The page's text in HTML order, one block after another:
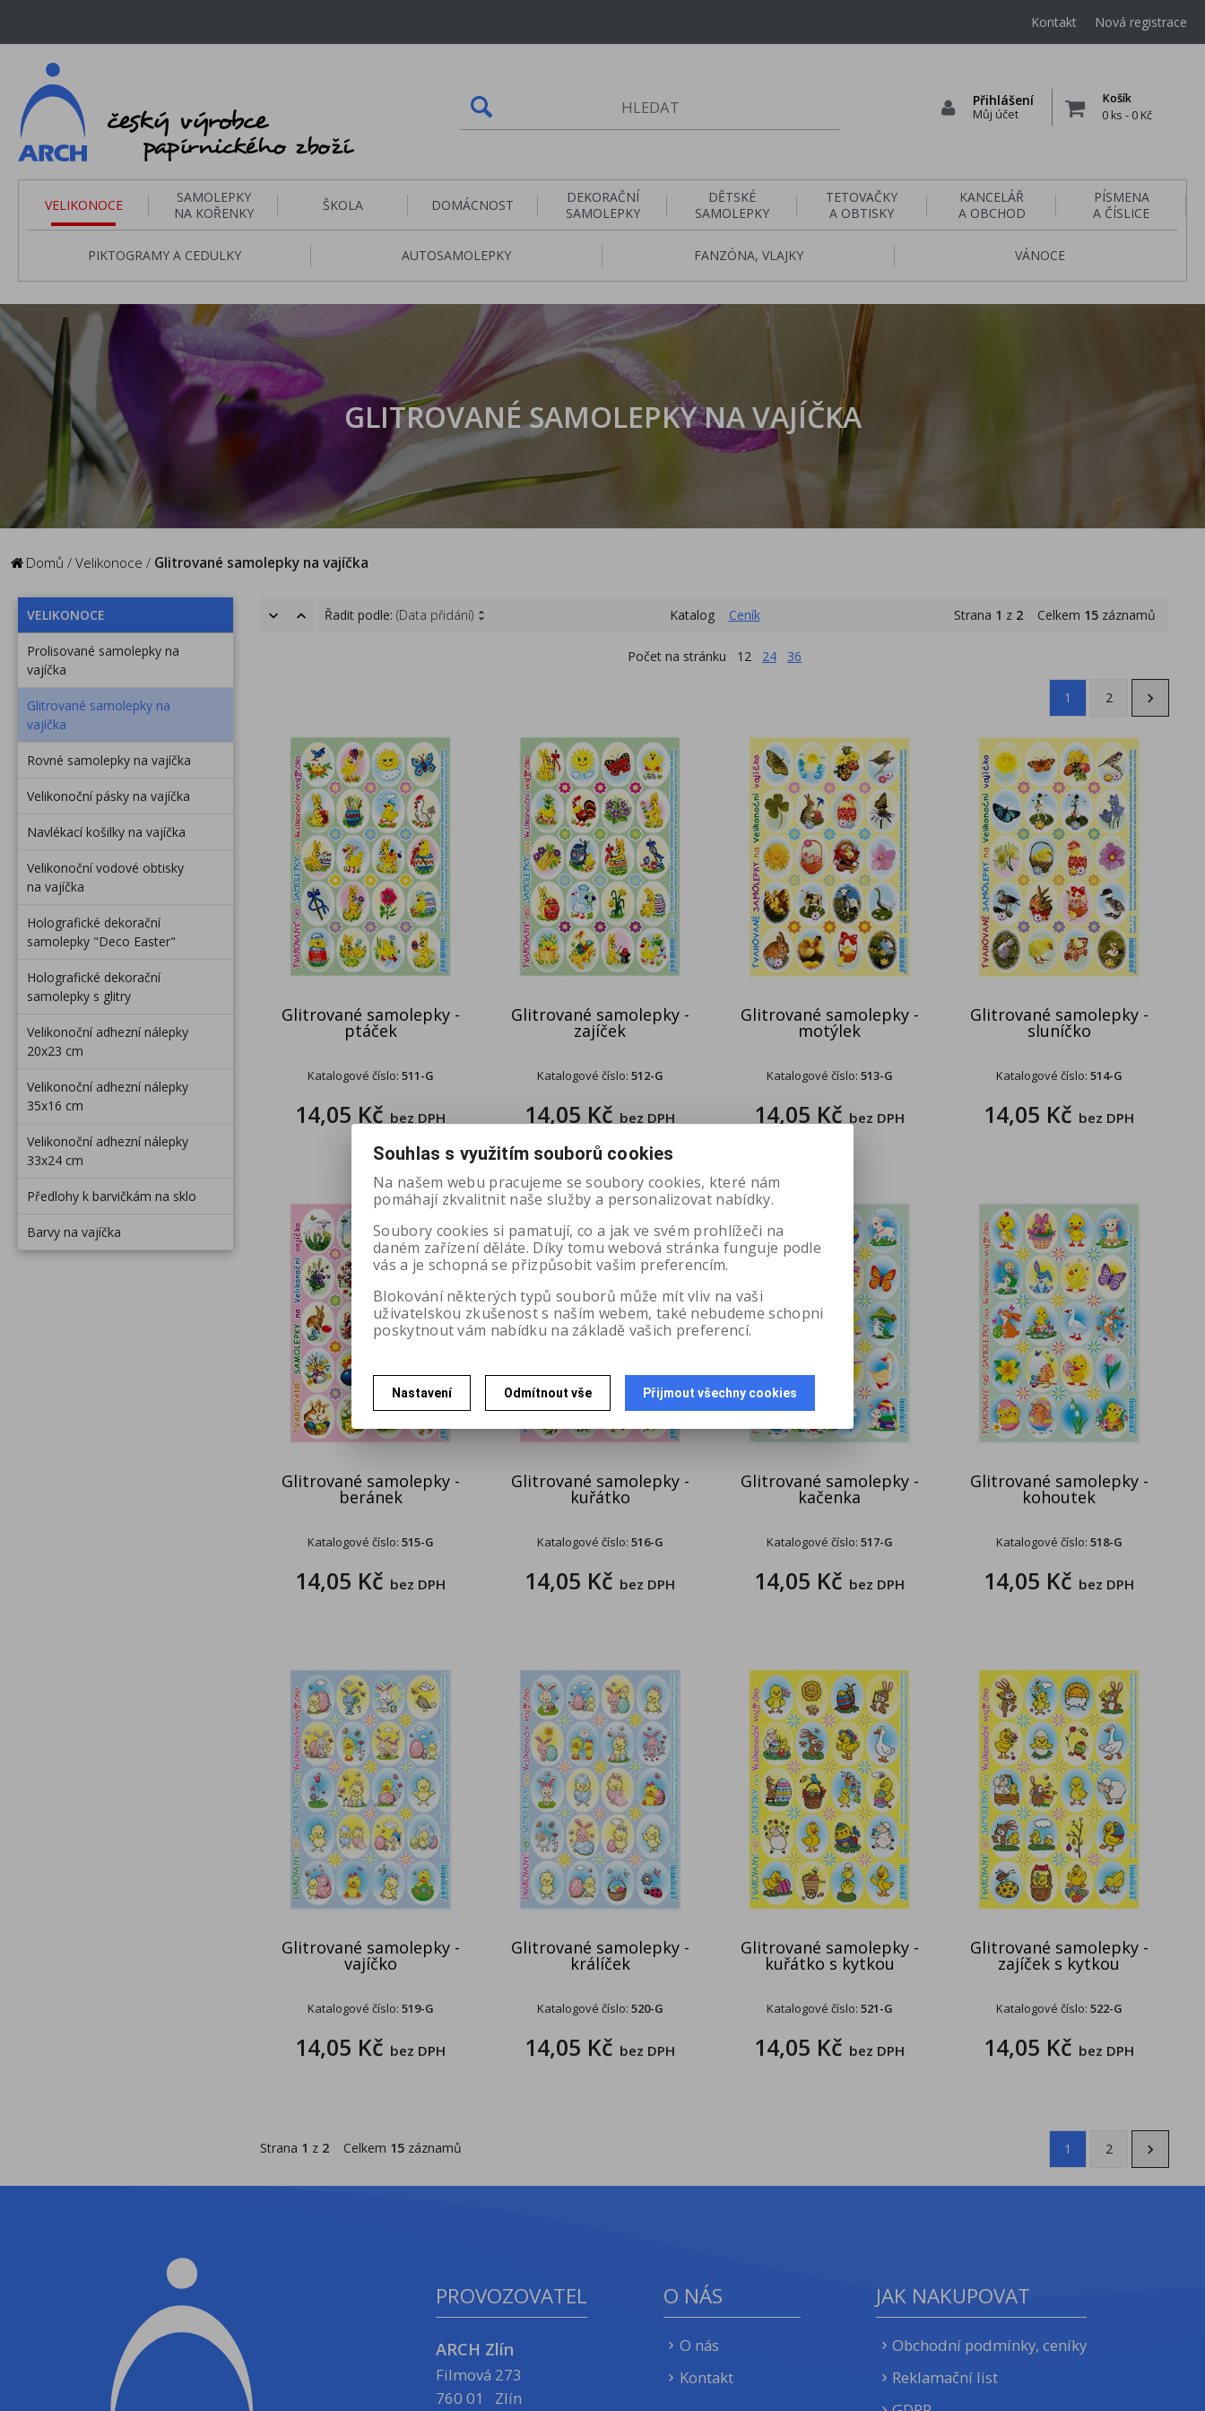
Kontakt Nová registrace
Přihlášení
Můj účet
Košík
0 ks - 0 Kč
VELIKONOCE
SAMOLEPKY
NA KOŘENKY
ŠKOLA DOMÁCNOST
DEKORAČNÍ
SAMOLEPKY
DĚTSKÉ
SAMOLEPKY
TETOVAČKY
A OBTISKY
KANCELÁŘ
A OBCHOD
PÍSMENA
A ČÍSLICE
PIKTOGRAMY A CEDULKY AUTOSAMOLEPKY FANZÓNA, VLAJKY VÁNOCE
GLITROVANÉ SAMOLEPKY NA VAJÍČKA
Domů /Velikonoce / Glitrované samolepky na vajíčka
VELIKONOCE
Prolisované samolepky na
vajíčka
Glitrované samolepky na
vajíčka
Rovné samolepky na vajíčka
Velikonoční pásky na vajíčka
Navlékací košilky na vajíčka
Velikonoční vodové obtisky
na vajíčka
Holografické dekorační
samolepky "Deco Easter"
Holografické dekorační
samolepky s glitry
Velikonoční adhezní nálepky
20x23 cm
Velikonoční adhezní nálepky
35x16 cm
Velikonoční adhezní nálepky
33x24 cm
Předlohy k barvičkám na sklo
Barvy na vajíčka
Řadit podle: (Data přidání) Katalog Ceník Strana 1 z 2 Celkem 15 záznamů
Počet na stránku 12 24 36
1 2
Glitrované samolepky -
ptáček
Katalogové číslo: 511-G
14,05 Kč bez DPH
Glitrované samolepky -
zajíček
Katalogové číslo: 512-G
14,05 Kč bez DPH
Glitrované samolepky -
motýlek
Katalogové číslo: 513-G
14,05 Kč bez DPH
Glitrované samolepky -
sluníčko
Katalogové číslo: 514-G
14,05 Kč bez DPH
Glitrované samolepky -
beránek
Katalogové číslo: 515-G
14,05 Kč bez DPH
Glitrované samolepky -
kuřátko
Katalogové číslo: 516-G
14,05 Kč bez DPH
Glitrované samolepky -
kačenka
Katalogové číslo: 517-G
14,05 Kč bez DPH
Glitrované samolepky -
kohoutek
Katalogové číslo: 518-G
14,05 Kč bez DPH
Glitrované samolepky -
vajíčko
Katalogové číslo: 519-G
14,05 Kč bez DPH
Glitrované samolepky -
králíček
Katalogové číslo: 520-G
14,05 Kč bez DPH
Glitrované samolepky -
kuřátko s kytkou
Katalogové číslo: 521-G
14,05 Kč bez DPH
Glitrované samolepky -
zajíček s kytkou
Katalogové číslo: 522-G
14,05 Kč bez DPH
Strana 1 z 2 Celkem 15 záznamů 1 2
PROVOZOVATEL
ARCH Zlín
Filmová 273
760 01 Zlín
O NÁS
O nás
Kontakt
JAK NAKUPOVAT
Obchodní podmínky, ceníky
Reklamační list
Souhlas s využitím souborů cookies
Na našem webu pracujeme se soubory cookies, které nám
pomáhají zkvalitnit naše služby a personalizovat nabídky.
Soubory cookies si pamatují, co a jak ve svém prohlížeči na
daném zařízení děláte. Díky tomu webová stránka funguje podle
vás a je schopná se přizpůsobit vašim preferencím.
Blokování některých typů souborů může mít vliv na vaši
uživatelskou zkušenost s naším webem, také nebudeme schopni
poskytnout vám nabídku na základě vašich preferencí.
Nastavení Odmítnout vše Přijmout všechny cookies